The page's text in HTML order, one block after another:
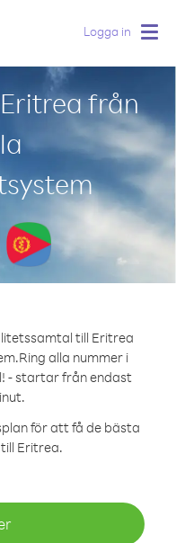
Logga in
från
till Eritrea
Ring alla nummer i
- startar från endast
för att få de bästa
Eritrea.